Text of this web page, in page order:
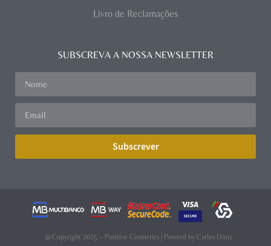
Livro de Reclamações
SUBSCREVA A NOSSA NEWSLETTER
Subscrever
@Copyright 2025 – Positive Cosmetics | Powerd by Carlos Diniz